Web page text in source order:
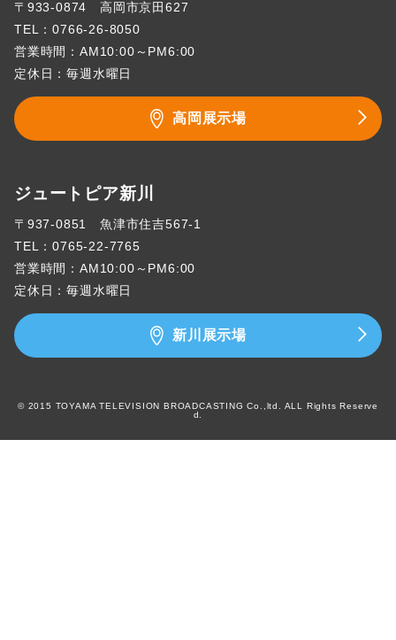
〒933-0874 高岡市京田627
TEL：0766-26-8050
営業時間：AM10:00～PM6:00
定休日：毎週水曜日
高岡展示場
ジュートピア新川
〒937-0851 魚津市住吉567-1
TEL：0765-22-7765
営業時間：AM10:00～PM6:00
定休日：毎週水曜日
新川展示場
© 2015 TOYAMA TELEVISION BROADCASTING Co.,ltd. ALL Rights Reserve
d.